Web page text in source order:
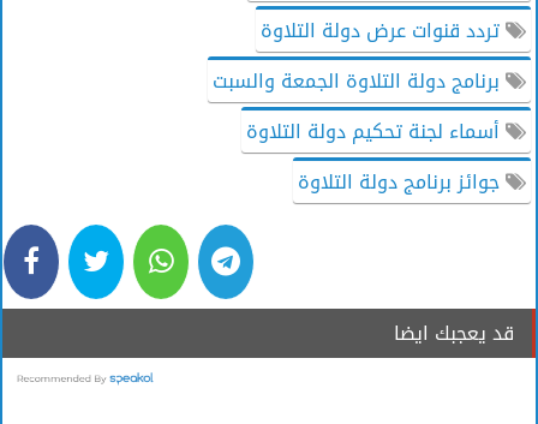
تردد قنوات عرض دولة التلاوة
برنامج دولة التلاوة الجمعة والسبت
أسماء لجنة تحكيم دولة التلاوة
جوائز برنامج دولة التلاوة
قد يعجبك ايضا